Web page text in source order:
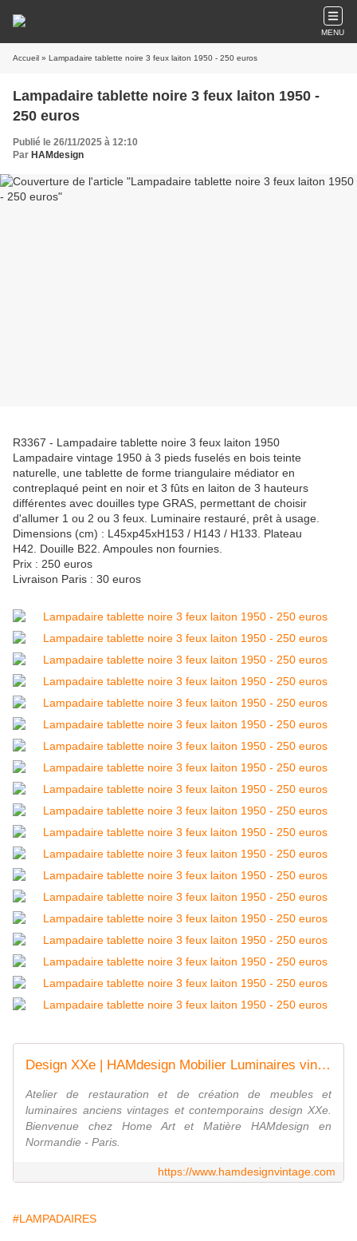
MENU
Accueil » Lampadaire tablette noire 3 feux laiton 1950 - 250 euros
Lampadaire tablette noire 3 feux laiton 1950 -
250 euros
Publié le 26/11/2025 à 12:10
Par HAMdesign
R3367 - Lampadaire tablette noire 3 feux laiton 1950
Lampadaire vintage 1950 à 3 pieds fuselés en bois teinte
naturelle, une tablette de forme triangulaire médiator en
contreplaqué peint en noir et 3 fûts en laiton de 3 hauteurs
différentes avec douilles type GRAS, permettant de choisir
d'allumer 1 ou 2 ou 3 feux. Luminaire restauré, prêt à usage.
Dimensions (cm) : L45xp45xH153 / H143 / H133. Plateau
H42. Douille B22. Ampoules non fournies.
Prix : 250 euros
Livraison Paris : 30 euros
Design XXe | HAMdesign Mobilier Luminaires vintages
Atelier de restauration et de création de meubles et
luminaires anciens vintages et contemporains design XXe.
Bienvenue chez Home Art et Matière HAMdesign en
Normandie - Paris.
https://www.hamdesignvintage.com
#LAMPADAIRES